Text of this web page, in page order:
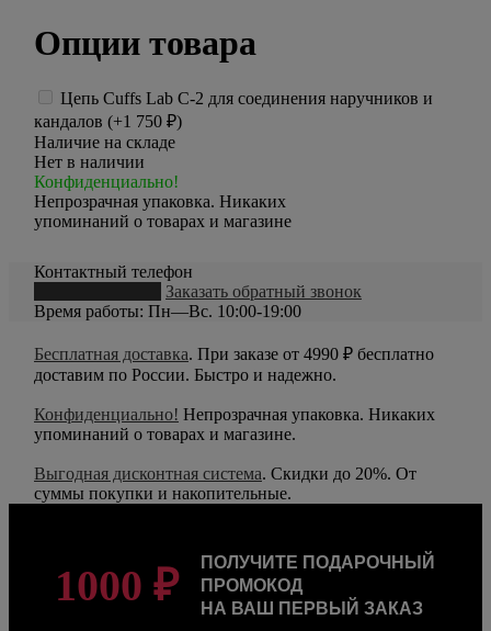
Опции товара
Цепь Cuffs Lab C-2 для соединения наручников и
кандалов (+1 750 ₽)
Наличие на складе
Нет в наличии
Конфиденциально!
Непрозрачная упаковка. Никаких
упоминаний о товарах и магазине
Контактный телефон
Заказать обратный звонок
Время работы: Пн—Вс. 10:00-19:00
Бесплатная доставка. При заказе от 4990 ₽ бесплатно
доставим по России. Быстро и надежно.
Конфиденциально! Непрозрачная упаковка. Никаких
упоминаний о товарах и магазине.
Выгодная дисконтная система. Скидки до 20%. От
суммы покупки и накопительные.
1000 ₽
ПОЛУЧИТЕ ПОДАРОЧНЫЙ
ПРОМОКОД
НА ВАШ ПЕРВЫЙ ЗАКАЗ